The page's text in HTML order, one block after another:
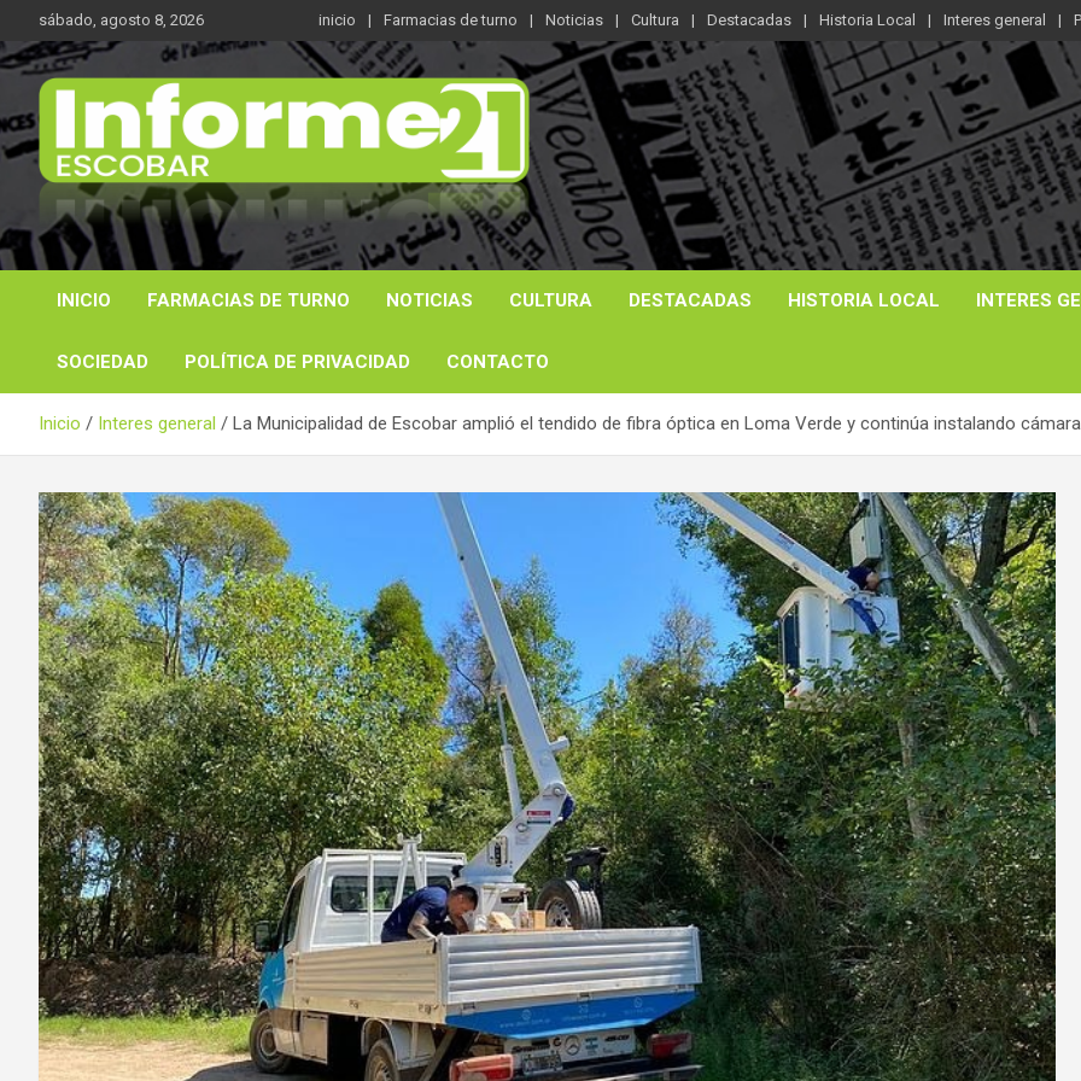
al
contenido
sábado, agosto 8, 2026 inicio Farmacias de turno Noticias Cultura Destacadas Historia Local Interes general
Informe 21
Noticas reales
INICIO FARMACIAS DE TURNO NOTICIAS CULTURA DESTACADAS HISTORIA LOCAL INTERES
SOCIEDAD POLÍTICA DE PRIVACIDAD CONTACTO
Inicio Interes general La Municipalidad de Escobar amplió el tendido de fibra óptica en Loma Verde y continúa instalando